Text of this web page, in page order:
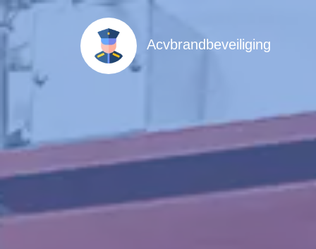
Acvbrandbeveiliging